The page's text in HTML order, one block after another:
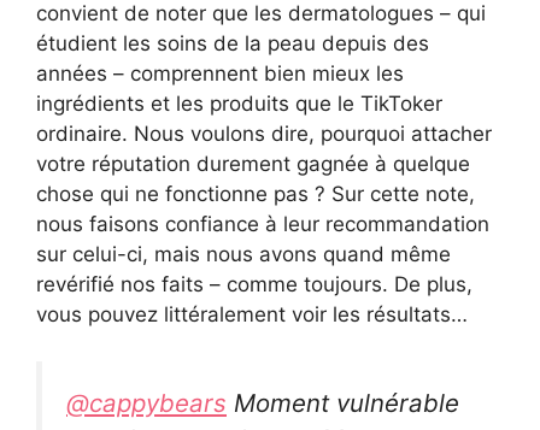
convient de noter que les dermatologues – qui
étudient les soins de la peau depuis des
années – comprennent bien mieux les
ingrédients et les produits que le TikToker
ordinaire. Nous voulons dire, pourquoi attacher
votre réputation durement gagnée à quelque
chose qui ne fonctionne pas ? Sur cette note,
nous faisons confiance à leur recommandation
sur celui-ci, mais nous avons quand même
revérifié nos faits – comme toujours. De plus,
vous pouvez littéralement voir les résultats…
@cappybears Moment vulnérable